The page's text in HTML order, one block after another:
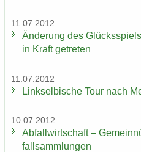
11.07.2012
Än­de­rung des
in Kraft ge­tre­ten
11.07.2012
Linksel­bi­sche Tour nach
10.07.2012
Ab­fall­wirt­schaft –
fall­samm­lun­gen